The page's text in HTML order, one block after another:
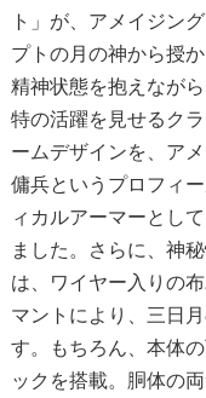
ト」が、アメイジン
プトの月の神から授
精神状態を抱えなが
特の活躍を見せるク
ームデザインを、ア
傭兵というプロフィ
ィカルアーマーとし
ました。さらに、神
は、ワイヤー入りの
マントにより、三日
す。もちろん、本体
ックを搭載。胴体の